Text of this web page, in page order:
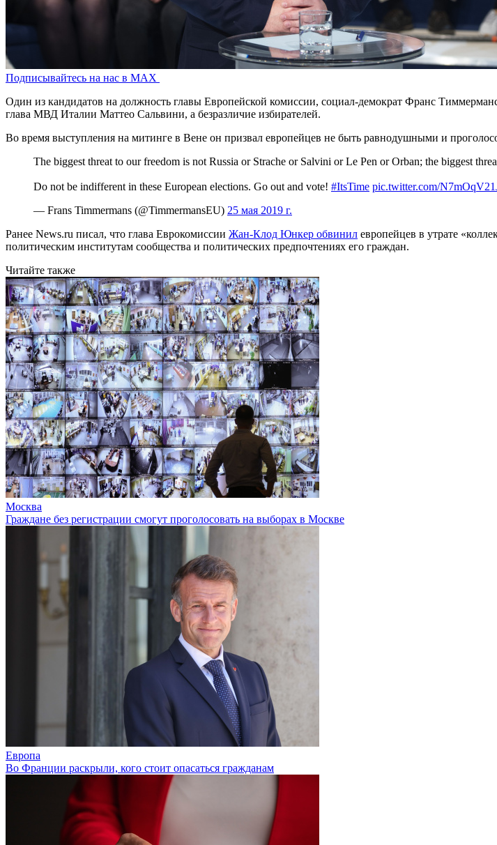
Подписывайтесь на нас в MAX
Один из кандидатов на должность главы Европейской комиссии, социал-демократ Франс
глава МВД Италии Маттео Сальвини, а безразличие избирателей.
Во время выступления на митинге в Вене он призвал европейцев не быть равнодушными и
The biggest threat to our freedom is not Russia or Strache or Salvini or Le Pen or Orban; the biggest
Do not be indifferent in these European elections. Go out and vote! #ItsTime pic.twitter.com/
— Frans Timmermans (@TimmermansEU) 25 мая 2019 г.
Ранее News.ru писал, что глава Еврокомиссии Жан-Клод Юнкер обвинил европейцев в утрате
политическим институтам сообщества и политических предпочтениях его граждан.
Читайте также
Москва
Граждане без регистрации смогут проголосовать на выборах в Москве
Европа
Во Франции раскрыли, кого стоит опасаться гражданам